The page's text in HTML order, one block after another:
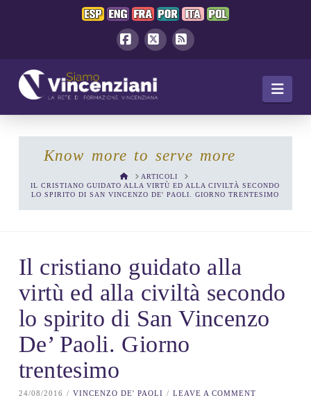
Know more to serve more
HOMEARTICOLI
IL CRISTIANO GUIDATO ALLA VIRTÙ ED ALLA CIVILTÀ SECONDO
LO SPIRITO DI SAN VINCENZO DE' PAOLI. GIORNO TRENTESIMO
Il cristiano guidato alla
virtù ed alla civiltà secondo
lo spirito di San Vincenzo
De’ Paoli. Giorno
trentesimo
24/08/2016 VINCENZO DE' PAOLI LEAVE A COMMENT